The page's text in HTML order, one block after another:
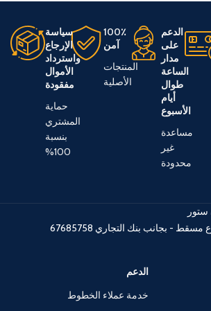
الدعم
على
مدار
الساعة
طوال
أيام
الأسبوع
مساعدة
غير
محدودة
100٪
آمن
المنتجات
الأصلية
سياسة
الإرجاع
واسترداد
الأموال
مفقودة
حماية
المشتري
بنسبة
100%
مسقط - بجانب بنك التجاري 67685758
الدعم
خدمة عملاء الخطوط